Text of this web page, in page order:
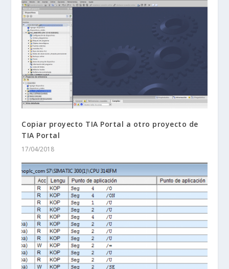
Copiar proyecto TIA Portal a otro proyecto de
TIA Portal
17/04/2018